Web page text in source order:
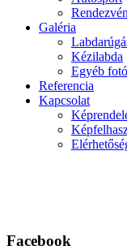
Galéria
Kézilabda
Egyéb
Referencia
Kapcsolat
Facebook